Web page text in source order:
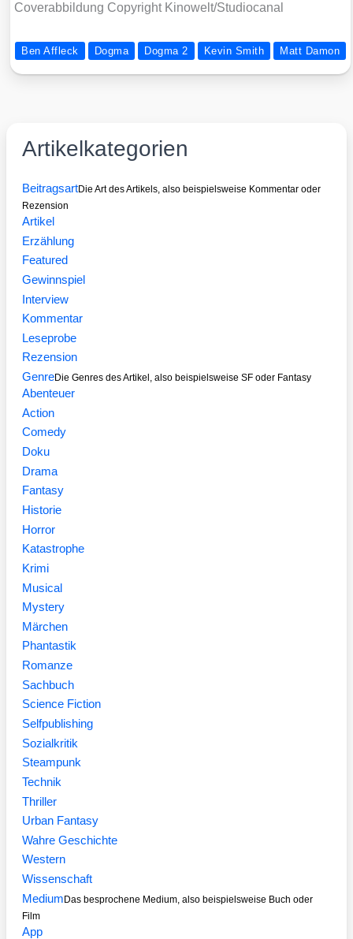
Cover­ab­bil­dung Copy­right Kinowelt/​Studiocanal
Ben Affleck Dogma Dogma 2 Kevin Smith Matt Damon
Artikelkategorien
BeitragsartDie Art des Artikels, also beispielsweise Kommentar oder
Rezension
Artikel
Erzählung
Featured
Gewinnspiel
Interview
Kommentar
Leseprobe
Rezension
GenreDie Genres des Artikel, also beispielsweise SF oder Fantasy
Abenteuer
Action
Comedy
Doku
Drama
Fantasy
Historie
Horror
Katastrophe
Krimi
Musical
Mystery
Märchen
Phantastik
Romanze
Sachbuch
Science Fiction
Selfpublishing
Sozialkritik
Steampunk
Technik
Thriller
Urban Fantasy
Wahre Geschichte
Western
Wissenschaft
MediumDas besprochene Medium, also beispielsweise Buch oder
Film
App